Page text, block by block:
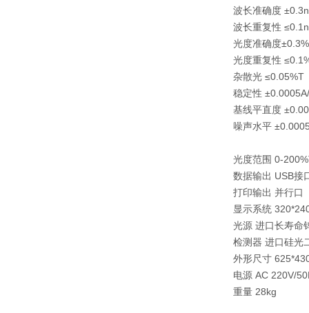
波长准确度
波长重复性
光度准确度
光度重复性
杂散光 ≤0.05%T
稳定性
基线平直度
噪声水平
光度范围 0-
数据输出 USB接
打印输出 并行口
显示系统
光源 进口长寿命
检测器 进口硅光
外形尺寸
电源 AC 220V/
重量 28kg